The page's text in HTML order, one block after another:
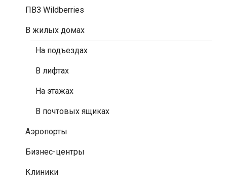
ПВЗ Wildberries
В жилых домах
На подъездах
В лифтах
На этажах
В почтовых ящиках
Аэропорты
Бизнес-центры
Клиники